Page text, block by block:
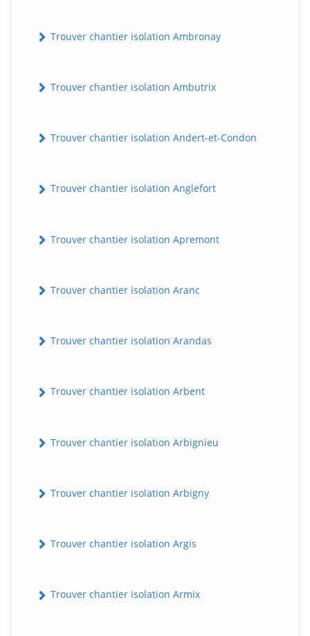
Trouver chantier isolation Ambronay
Trouver chantier isolation Ambutrix
Trouver chantier isolation Andert-et-Condon
Trouver chantier isolation Anglefort
Trouver chantier isolation Apremont
Trouver chantier isolation Aranc
Trouver chantier isolation Arandas
Trouver chantier isolation Arbent
Trouver chantier isolation Arbignieu
Trouver chantier isolation Arbigny
Trouver chantier isolation Argis
Trouver chantier isolation Armix